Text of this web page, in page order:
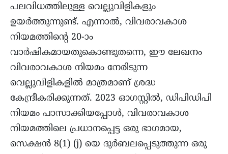
പലവിധത്തിലുള്ള വെല്ലുവിളികളും
ഉയര്‍ത്തുന്നുണ്ട്. എന്നാൽ, വിവരാവകാശ
നിയമത്തിൻ്റെ 20-ാം
വാർഷികമായതുകൊണ്ടുതന്നെ, ഈ ലേഖനം
വിവരാവകാശ നിയമം നേരിടുന്ന
വെല്ലുവിളികളിൽ മാത്രമാണ് ശ്രദ്ധ
കേന്ദ്രീകരിക്കുന്നത്. 2023 ഓഗസ്റ്റിൽ, ഡിപിഡിപി
നിയമം പാസാക്കിയപ്പോൾ, വിവരാവകാശ
നിയമത്തിലെ പ്രധാനപ്പെട്ട ഒരു ഭാഗമായ,
സെക്ഷൻ 8(1) (j) യെ ദുർബലപ്പെടുത്തുന്ന ഒരു